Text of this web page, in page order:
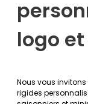
logo
Nous vous
rigides